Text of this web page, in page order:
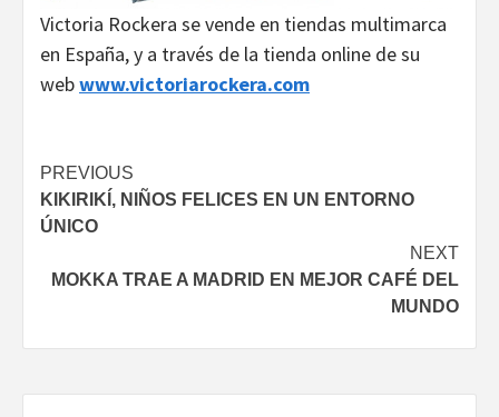
Victoria Rockera se vende en tiendas multimarca
en España, y a través de la tienda online de su
webwww.victoriarockera.com
Continue
Reading
PREVIOUS
KIKIRIKÍ, NIÑOS FELICES EN UN ENTORNO
ÚNICO
NEXT
MOKKA TRAE A MADRID EN MEJOR CAFÉ DEL
MUNDO